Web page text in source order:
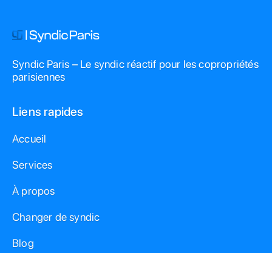
Syndic Paris – Le syndic réactif pour les copropriétés
parisiennes
Liens rapides
Accueil
Services
À propos
Changer de syndic
Blog